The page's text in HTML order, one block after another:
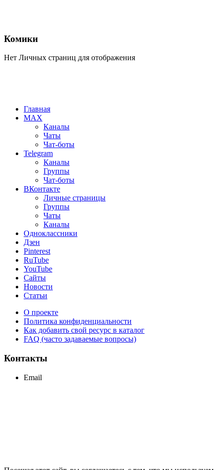
Комики
Нет Личных страниц для отображения
Главная
MAX
Каналы
Чаты
Чат-боты
Telegram
Каналы
Группы
Чат-боты
ВКонтакте
Личные страницы
Группы
Чаты
Каналы
Одноклассники
Дзен
Pinterest
RuTube
YouTube
Сайты
Новости
Статьи
О проекте
Политика конфиденциальности
Как добавить свой ресурс в каталог
FAQ (часто задаваемые вопросы)
Контакты
Email